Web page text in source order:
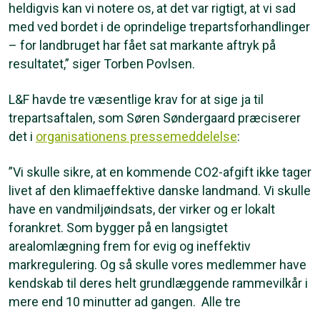
heldigvis kan vi notere os, at det var rigtigt, at vi sad
med ved bordet i de oprindelige trepartsforhandlinger
– for landbruget har fået sat markante aftryk på
resultatet,” siger Torben Povlsen.
L&F havde tre væsentlige krav for at sige ja til
trepartsaftalen, som Søren Søndergaard præciserer
det i organisationens pressemeddelelse:
”Vi skulle sikre, at en kommende CO2-afgift ikke tager
livet af den klimaeffektive danske landmand. Vi skulle
have en vandmiljøindsats, der virker og er lokalt
forankret. Som bygger på en langsigtet
arealomlægning frem for evig og ineffektiv
markregulering. Og så skulle vores medlemmer have
kendskab til deres helt grundlæggende rammevilkår i
mere end 10 minutter ad gangen. Alle tre